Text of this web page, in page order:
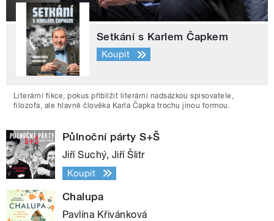
Setkání s Karlem Čapkem
Koupit
Literární fikce, pokus přiblížit literární nadsázkou spisovatele,
filozofa, ale hlavně člověka Karla Čapka trochu jinou formou.
Půlnoční párty S+Š
Jiří Suchý, Jiří Šlitr
Koupit
Chalupa
Pavlína Křivánková